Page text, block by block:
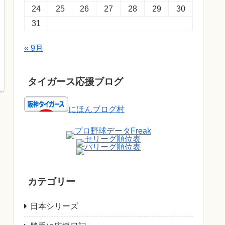
24
25 26 27 28 29
30
31
« 9月
タイガース応援ブログ
にほんブログ村
カテゴリー
日本シリーズ